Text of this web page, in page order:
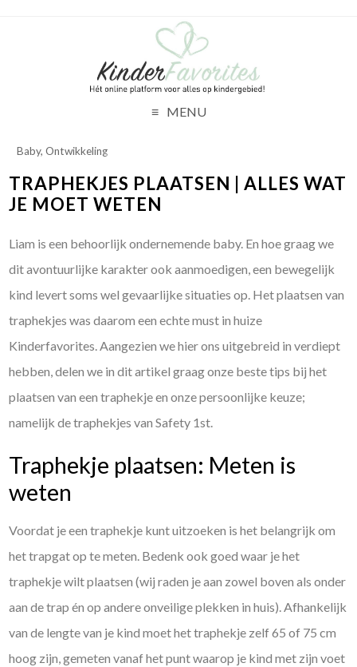
MENU
Baby,Ontwikkeling
TRAPHEKJES PLAATSEN | ALLES WAT
JE MOET WETEN
Liam is een behoorlijk ondernemende baby. En hoe graag we
dit avontuurlijke karakter ook aanmoedigen, een bewegelijk
kind levert soms wel gevaarlijke situaties op. Het plaatsen van
traphekjes was daarom een echte must in huize
Kinderfavorites.Aangezien we hier ons uitgebreid in verdiept
hebben, delen we in dit artikel graag onze beste tips bij het
plaatsen van een traphekje en onze persoonlijke keuze;
namelijk de traphekjes van Safety 1st.
Traphekje plaatsen: Meten is
weten
Voordat je een traphekje kunt uitzoeken is het belangrijk om
het trapgat op te meten. Bedenk ook goed waar je het
traphekje wilt plaatsen (wij raden je aan zowel boven als onder
aan de trap én op andere onveilige plekken in huis). Afhankelijk
van de lengte van je kind moet het traphekje zelf 65 of 75 cm
hoog zijn, gemeten vanaf het punt waarop je kind met zijn voet